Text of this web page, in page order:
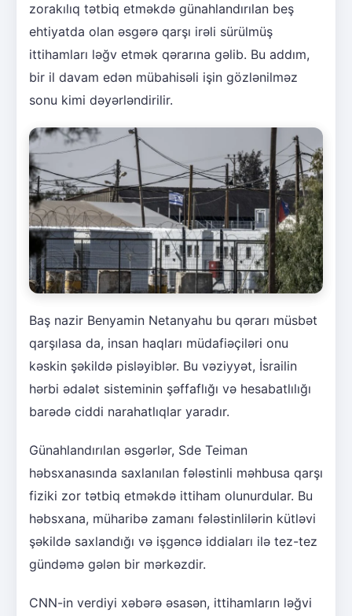
zorakılıq tətbiq etməkdə günahlandırılan beş
ehtiyatda olan əsgərə qarşı irəli sürülmüş
ittihamları ləğv etmək qərarına gəlib. Bu addım,
bir il davam edən mübahisəli işin gözlənilməz
sonu kimi dəyərləndirilir.
Baş nazir Benyamin Netanyahu bu qərarı müsbət
qarşılasa da, insan haqları müdafiəçiləri onu
kəskin şəkildə pisləyiblər. Bu vəziyyət, İsrailin
hərbi ədalət sisteminin şəffaflığı və hesabatlılığı
barədə ciddi narahatlıqlar yaradır.
Günahlandırılan əsgərlər, Sde Teiman
həbsxanasında saxlanılan fələstinli məhbusa qarşı
fiziki zor tətbiq etməkdə ittiham olunurdular. Bu
həbsxana, müharibə zamanı fələstinlilərin kütləvi
şəkildə saxlandığı və işgəncə iddiaları ilə tez-tez
gündəmə gələn bir mərkəzdir.
CNN-in verdiyi xəbərə əsasən, ittihamların ləğvi